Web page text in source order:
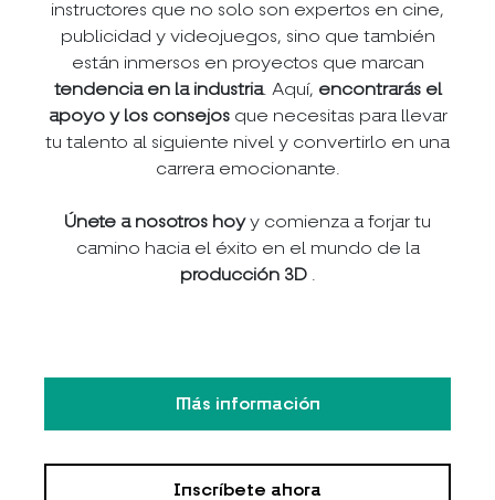
instructores que no solo son expertos en cine,
publicidad y videojuegos, sino que también
están inmersos en proyectos que marcan
tendencia en la industria. Aquí, encontrarás el
apoyo y los consejos que necesitas para llevar
tu talento al siguiente nivel y convertirlo en una
carrera emocionante.
Únete a nosotros hoyy comienza a forjar tu
camino hacia el éxito en el mundo de la
producción 3D.
Más información
Inscríbete ahora